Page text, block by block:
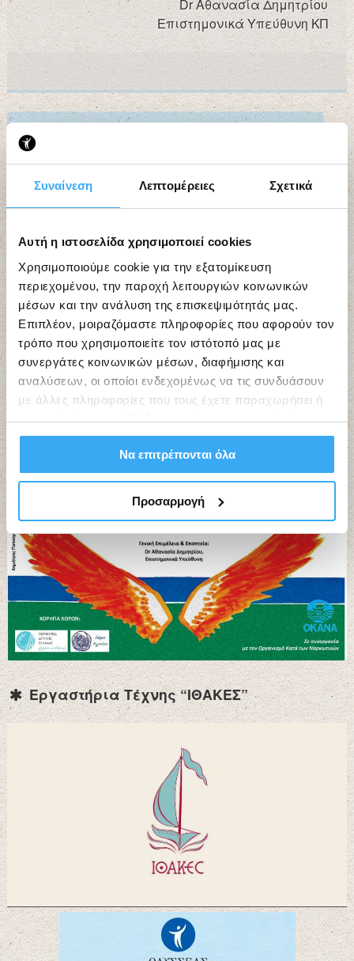
Συναίνεση Λεπτομέρειες Σχετικά
Αυτή η ιστοσελίδα χρησιμοποιεί cookies
Χρησιμοποιούμε cookie για την εξατομίκευση
περιεχομένου, την παροχή λειτουργιών κοινωνικών
μέσων και την ανάλυση της επισκεψιμότητάς μας.
Επιπλέον, μοιραζόμαστε πληροφορίες που αφορούν τον
τρόπο που χρησιμοποιείτε τον ιστότοπό μας με
συνεργάτες κοινωνικών μέσων, διαφήμισης και
αναλύσεων, οι οποίοι ενδεχομένως να τις συνδυάσουν
με άλλες πληροφορίες που τους έχετε παραχωρήσει ή
τις οποίες έχουν συλλέξει σε σχέση με την από μέρους
σας χρήση των υπηρεσιών τους.
Να επιτρέπονται όλα
Προσαρμογή
Dr Αθανασία Δημητρίου
Επιστημονικά Υπεύθυνη ΚΠ
Search
for:
Search
Εργαστήρια Τέχνης “ΙΘΑΚΕΣ”